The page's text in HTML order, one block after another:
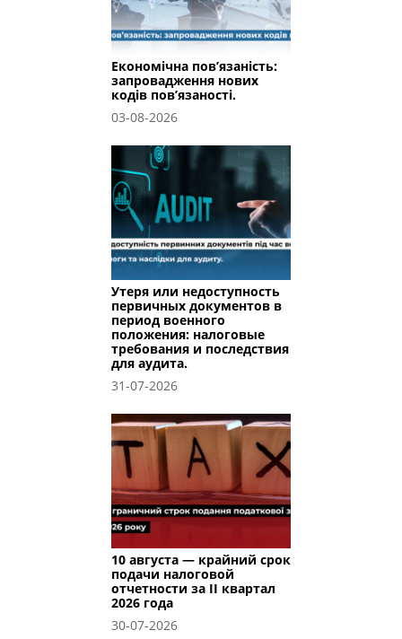
Економічна пов’язаність:
запровадження нових
кодів пов’язаності.
03-08-2026
Утеря или недоступность
первичных документов в
период военного
положения: налоговые
требования и последствия
для аудита.
31-07-2026
10 августа — крайний срок
подачи налоговой
отчетности за II квартал
2026 года
30-07-2026